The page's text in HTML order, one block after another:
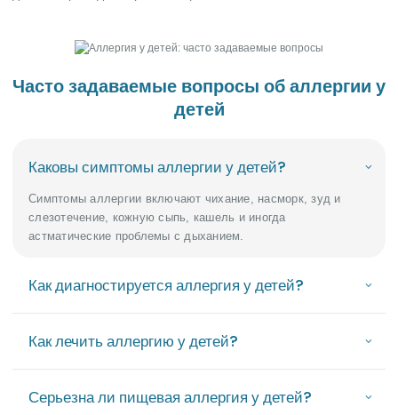
Часто задаваемые вопросы об аллергии у
детей
Каковы симптомы аллергии у детей?
Симптомы аллергии включают чихание, насморк, зуд и
слезотечение, кожную сыпь, кашель и иногда
астматические проблемы с дыханием.
Как диагностируется аллергия у детей?
Как лечить аллергию у детей?
Серьезна ли пищевая аллергия у детей?